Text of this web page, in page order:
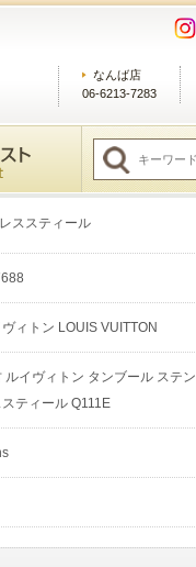
なんば店
06-6213-7283
ススティール
ヴィトン LOUIS VUITTON
ルイヴィトン タンブール ステン
スティール Q111E